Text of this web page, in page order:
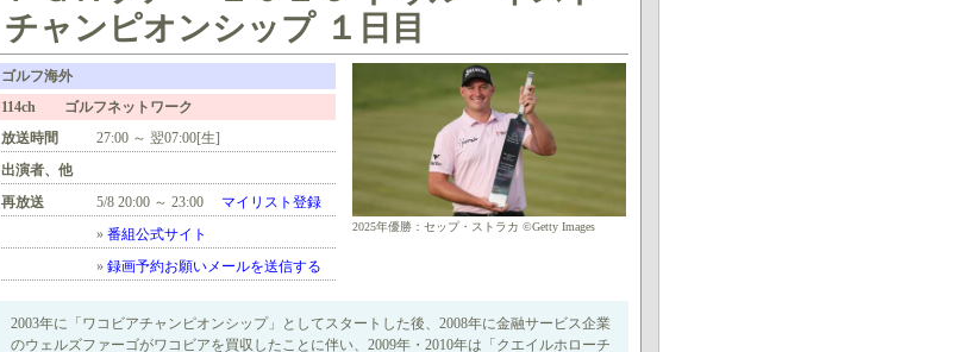
チャンピオンシップ １日目
ゴルフ海外
114ch ゴルフネットワーク
放送時間
27:00 ～ 翌07:00[生]
出演者、他
再放送
5/8 20:00 ～ 23:00 マイリスト登録
» 番組公式サイト
» 録画予約お願いメールを送信する
2025年優勝：セップ・ストラカ ©Getty Images
2003年に「ワコビアチャンピオンシップ」としてスタートした後、2008年に金融サービス企業
のウェルズファーゴがワコビアを買収したことに伴い、2009年・2010年は「クエイルホローチ